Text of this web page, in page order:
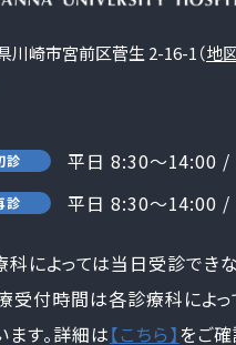
川崎市宮前区菅生 2-16-1（地
診 平日 8:30～14:00
診 平日 8:30～14:00
ては当日受診できな
は各診療科によって
詳細は【こちら】をご確